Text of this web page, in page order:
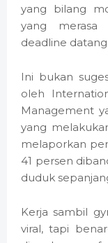
yang bilang
yang merasa
deadline datang.
Ini bukan
oleh
Management
yang
melaporkan
41 persen
duduk
Kerja sambil
viral, tapi